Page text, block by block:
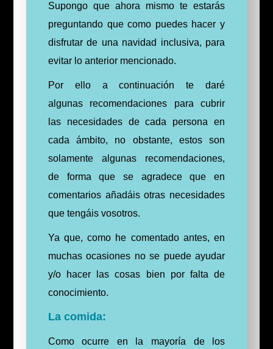
Supongo que ahora mismo te estarás
preguntando que como puedes hacer y
disfrutar de una navidad inclusiva, para
evitar lo anterior mencionado.
Por ello a continuación te daré
algunas recomendaciones para cubrir
las necesidades de cada persona en
cada ámbito, no obstante, estos son
solamente algunas recomendaciones,
de forma que se agradece que en
comentarios añadáis otras necesidades
que tengáis vosotros.
Ya que, como he comentado antes, en
muchas ocasiones no se puede ayudar
y/o hacer las cosas bien por falta de
conocimiento.
La comida:
Como ocurre en la mayoría de los